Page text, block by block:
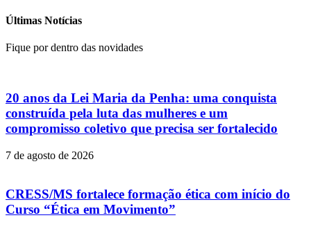
Últimas Notícias
Fique por dentro das novidades
20 anos da Lei Maria da Penha: uma conquista
construída pela luta das mulheres e um
compromisso coletivo que precisa ser fortalecido
7 de agosto de 2026
CRESS/MS fortalece formação ética com início do
Curso “Ética em Movimento”